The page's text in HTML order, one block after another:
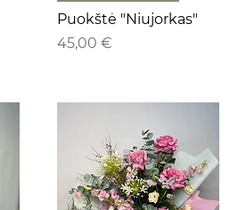
Puokštė "Niujorkas"
Kaina
45,00 €